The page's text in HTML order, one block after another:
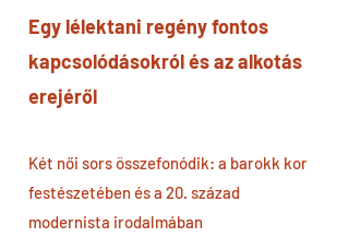
Egy lélektani regény fontos
kapcsolódásokról és az alkotás
erejéről
Két női sors összefonódik: a barokk kor
festészetében és a 20. század
modernista irodalmában